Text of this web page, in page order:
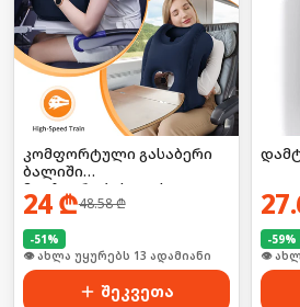
კომფორტული გასაბერი
ბალიში
მოგზაურობისთვის
24₾48.58₾
-51%
🛒 ბოლო 24სთ-ში იყიდა 19-მა
შეკვეთა
-59%
🛒